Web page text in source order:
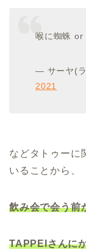
喉に蜘蛛 or
— サーヤ(
2021
などタトゥーに
いることから、
飲み会で会う前
TAPPEIさんに